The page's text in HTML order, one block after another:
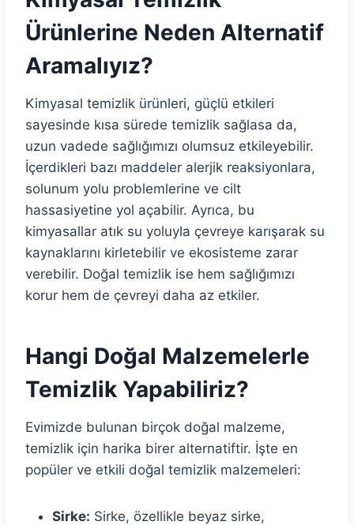
Ürünlerine Neden Alternatif
Aramalıyız?
Kimyasal temizlik ürünleri, güçlü etkileri
sayesinde kısa sürede temizlik sağlasa da,
uzun vadede sağlığımızı olumsuz etkileyebilir.
İçerdikleri bazı maddeler alerjik reaksiyonlara,
solunum yolu problemlerine ve cilt
hassasiyetine yol açabilir. Ayrıca, bu
kimyasallar atık su yoluyla çevreye karışarak su
kaynaklarını kirletebilir ve ekosisteme zarar
verebilir. Doğal temizlik ise hem sağlığımızı
korur hem de çevreyi daha az etkiler.
Hangi Doğal Malzemelerle
Temizlik Yapabiliriz?
Evimizde bulunan birçok doğal malzeme,
temizlik için harika birer alternatiftir. İşte en
popüler ve etkili doğal temizlik malzemeleri:
Sirke: Sirke, özellikle beyaz sirke,